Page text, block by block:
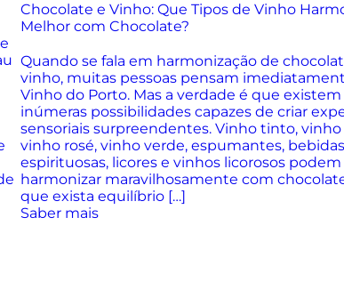
Chocolate e Vinho: Que Tipos de Vinho
Melhor com Chocolate?
Quando se fala em harmonização de
vinho, muitas pessoas pensam
Vinho do Porto. Mas a verdade é que existem
inúmeras possibilidades capazes de criar
sensoriais surpreendentes. Vinho tinto, vinho
vinho rosé, vinho verde, espumantes, bebidas
espirituosas, licores e vinhos licorosos podem
harmonizar maravilhosamente com
que exista equilíbrio […]
Saber mais